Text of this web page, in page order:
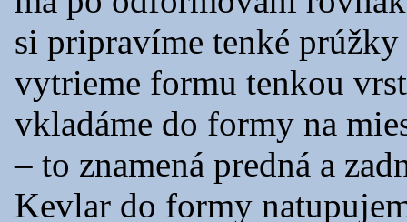
si pripravíme tenké
vytrieme formu tenkou
vkladáme do formy na
– to znamená predná a
Kevlar do formy